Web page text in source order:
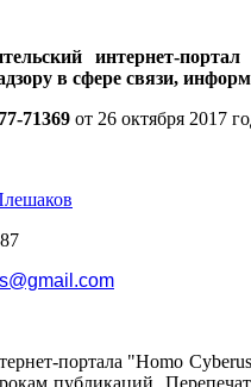
интернет-
в сфере связи,
71369 от 26 октября 2017
портала "Homo